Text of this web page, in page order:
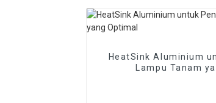
HeatSink Aluminium
Lampu Tanam